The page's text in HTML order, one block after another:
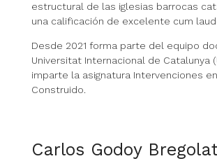
estructural de las iglesias barrocas
una calificación de excelente cum
Desde 2021 forma parte del equipo
Universitat Internacional de Catalunya
imparte la asignatura Intervenciones
Construido.
Carlos Godoy